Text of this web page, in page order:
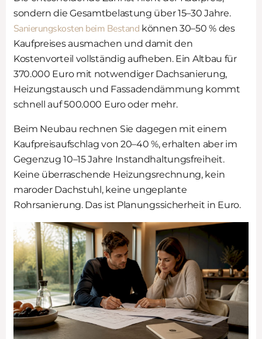
sondern die Gesamtbelastung über 15–30 Jahre.
Sanierungskosten beim Bestand können 30–50 % des
Kaufpreises ausmachen und damit den
Kostenvorteil vollständig aufheben. Ein Altbau für
370.000 Euro mit notwendiger Dachsanierung,
Heizungstausch und Fassadendämmung kommt
schnell auf 500.000 Euro oder mehr.
Beim Neubau rechnen Sie dagegen mit einem
Kaufpreisaufschlag von 20–40 %, erhalten aber im
Gegenzug 10–15 Jahre Instandhaltungsfreiheit.
Keine überraschende Heizungsrechnung, kein
maroder Dachstuhl, keine ungeplante
Rohrsanierung. Das ist Planungssicherheit in Euro.